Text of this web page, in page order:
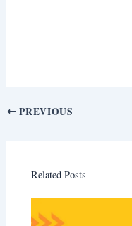
PREVIOUS
Related Posts